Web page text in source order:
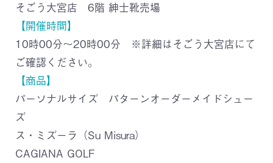
そごう大宮店 6階 紳士靴売場
【開催時間】
10時00分～20時00分 ※詳細はそごう大宮店にて
ご確認ください。
【商品】
パーソナルサイズ パターンオーダーメイドシュー
ズ
ス・ミズーラ（Su Misura）
CAGIANA GOLF